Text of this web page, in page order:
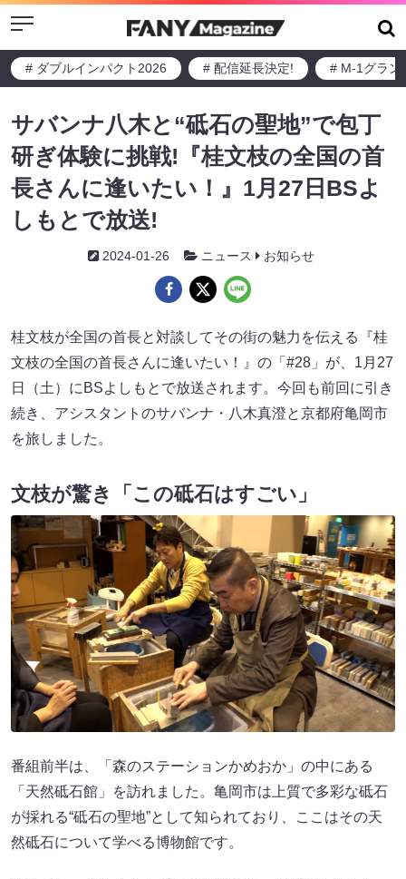
Menu
# ダブルインパクト2026 # 配信延長決定! # M-1グラン
サバンナ八木と“砥石の聖地”で包丁
研ぎ体験に挑戦!『桂文枝の全国の首
長さんに逢いたい！』1月27日BSよ
しもとで放送!
2024-01-26 ニュース お知らせ
桂文枝が全国の首長と対談してその街の魅力を伝える『桂
文枝の全国の首長さんに逢いたい！』の「#28」が、1月27
日（土）にBSよしもとで放送されます。今回も前回に引き
続き、アシスタントのサバンナ・八木真澄と京都府亀岡市
を旅しました。
文枝が驚き「この砥石はすごい」
番組前半は、「森のステーションかめおか」の中にある
「天然砥石館」を訪れました。亀岡市は上質で多彩な砥石
が採れる“砥石の聖地”として知られており、ここはその天
然砥石について学べる博物館です。